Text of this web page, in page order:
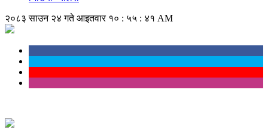
२०८३ साउन २४ गते आइतवार १० : ५५ : ४२ AM